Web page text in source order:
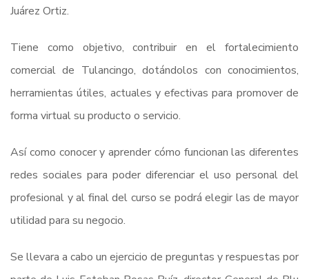
Juárez Ortiz.
Tiene como objetivo, contribuir en el fortalecimiento
comercial de Tulancingo, dotándolos con conocimientos,
herramientas útiles, actuales y efectivas para promover de
forma virtual su producto o servicio.
Así como conocer y aprender cómo funcionan las diferentes
redes sociales para poder diferenciar el uso personal del
profesional y al final del curso se podrá elegir las de mayor
utilidad para su negocio.
Se llevara a cabo un ejercicio de preguntas y respuestas por